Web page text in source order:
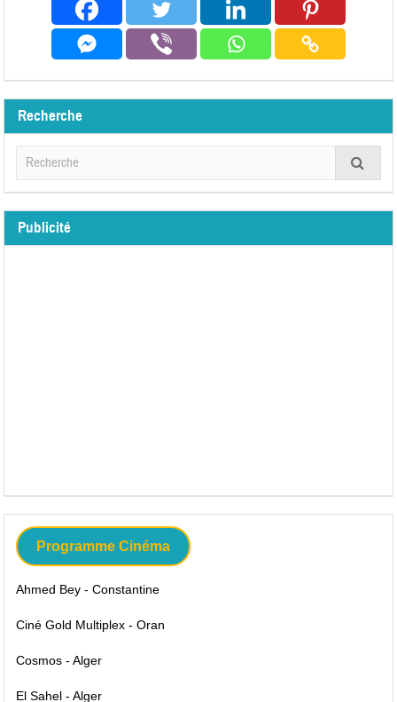
Recherche
Publicité
Programme Cinéma
Ahmed Bey - Constantine
Ciné Gold Multiplex - Oran
Cosmos - Alger
El Sahel - Alger